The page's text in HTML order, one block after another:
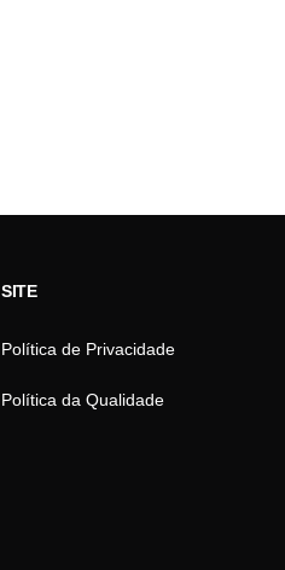
SITE
Política de Privacidade
Política da Qualidade